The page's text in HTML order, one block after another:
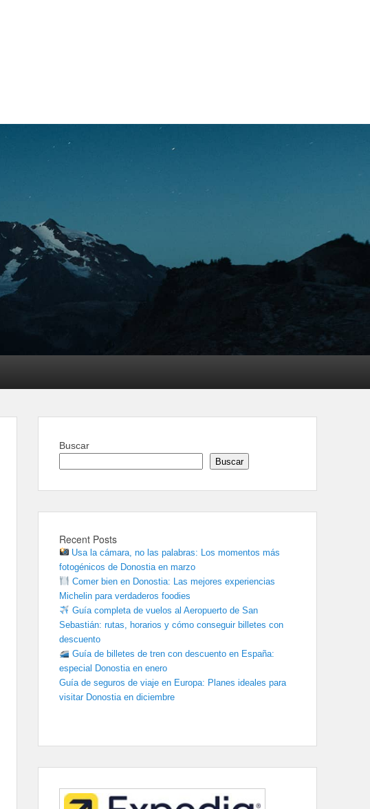
Buscar
Buscar
Recent Posts
Usa la cámara, no las palabras: Los momentos más
fotogénicos de Donostia en marzo
Comer bien en Donostia: Las mejores experiencias
Michelin para verdaderos foodies
Guía completa de vuelos al Aeropuerto de San
Sebastián: rutas, horarios y cómo conseguir billetes con
descuento
Guía de billetes de tren con descuento en España:
especial Donostia en enero
Guía de seguros de viaje en Europa: Planes ideales para
visitar Donostia en diciembre